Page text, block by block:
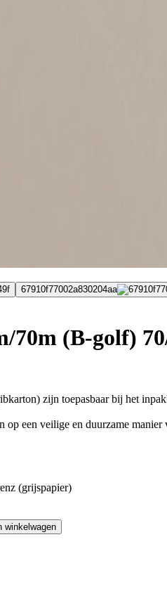
67910f77002a830204aa
70m (B-golf)
zijn toepasbaar bij het
een veilige en duurzame
(grijspapier)
winkelwagen